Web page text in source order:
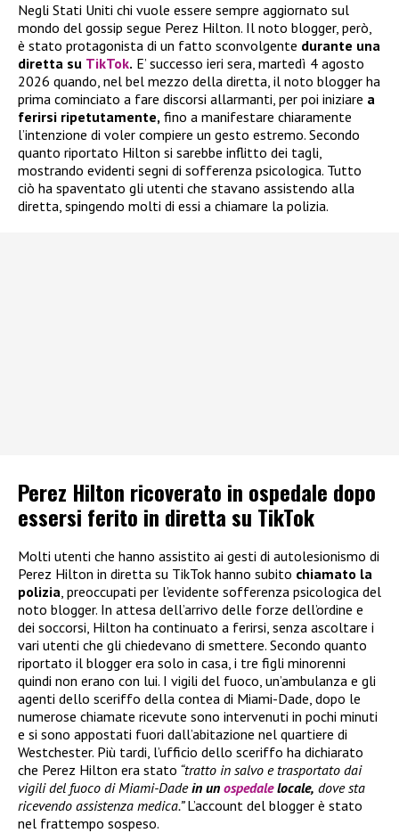
Negli Stati Uniti chi vuole essere sempre aggiornato sul
mondo del gossip segue Perez Hilton. Il noto blogger, però,
è stato protagonista di un fatto sconvolgente durante una
diretta su TikTok. E’ successo ieri sera, martedì 4 agosto
2026 quando, nel bel mezzo della diretta, il noto blogger ha
prima cominciato a fare discorsi allarmanti, per poi iniziare a
ferirsi ripetutamente, fino a manifestare chiaramente
l’intenzione di voler compiere un gesto estremo. Secondo
quanto riportato Hilton si sarebbe inflitto dei tagli,
mostrando evidenti segni di sofferenza psicologica. Tutto
ciò ha spaventato gli utenti che stavano assistendo alla
diretta, spingendo molti di essi a chiamare la polizia.
Perez Hilton ricoverato in ospedale dopo
essersi ferito in diretta su TikTok
Molti utenti che hanno assistito ai gesti di autolesionismo di
Perez Hilton in diretta su TikTok hanno subito chiamato la
polizia , preoccupati per l’evidente sofferenza psicologica del
noto blogger. In attesa dell’arrivo delle forze dell’ordine e
dei soccorsi, Hilton ha continuato a ferirsi, senza ascoltare i
vari utenti che gli chiedevano di smettere. Secondo quanto
riportato il blogger era solo in casa, i tre figli minorenni
quindi non erano con lui. I vigili del fuoco, un’ambulanza e gli
agenti dello sceriffo della contea di Miami-Dade, dopo le
numerose chiamate ricevute sono intervenuti in pochi minuti
e si sono appostati fuori dall’abitazione nel quartiere di
Westchester. Più tardi, l’ufficio dello sceriffo ha dichiarato
che Perez Hilton era stato “tratto in salvo e trasportato dai
vigili del fuoco di Miami-Dadein un ospedalelocale, dove sta
ricevendo assistenza medica.”L’account del blogger è stato
nel frattempo sospeso.